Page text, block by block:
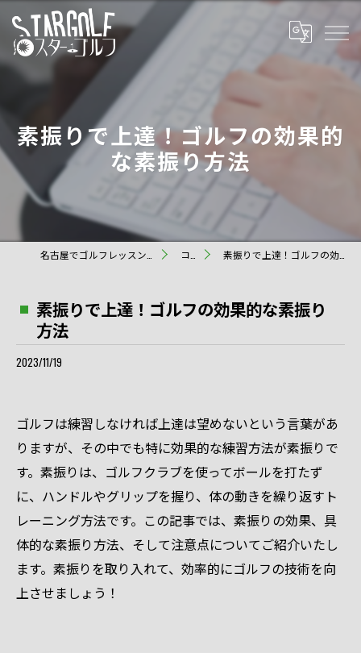
素振りで上達！ゴルフの効果的
な素振り方法
コラム 素振りで上達！ゴルフの効果的な素振り方法
素振りで上達！ゴルフの効果的な素振り
方法
2023/11/19
ゴルフは練習しなければ上達は望めないという言葉があ
りますが、その中でも特に効果的な練習方法が素振りで
す。素振りは、ゴルフクラブを使ってボールを打たず
に、ハンドルやグリップを握り、体の動きを繰り返すト
レーニング方法です。この記事では、素振りの効果、具
体的な素振り方法、そして注意点についてご紹介いたし
ます。素振りを取り入れて、効率的にゴルフの技術を向
上させましょう！